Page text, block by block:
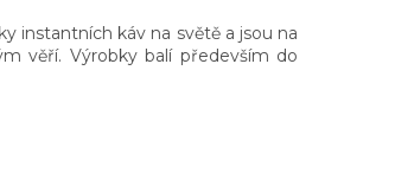
instantních káv na světě a jsou na
věří. Výrobky balí především do